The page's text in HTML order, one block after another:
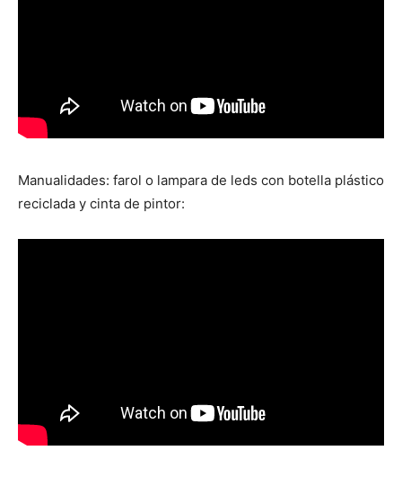
Manualidades: farol o lampara de leds con botella plástico
reciclada y cinta de pintor: